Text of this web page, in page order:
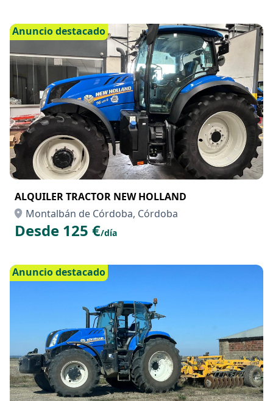
Anuncio destacado
ALQUILER TRACTOR NEW HOLLAND
Montalbán de Córdoba, Córdoba
Desde 125 €/día
Anuncio destacado